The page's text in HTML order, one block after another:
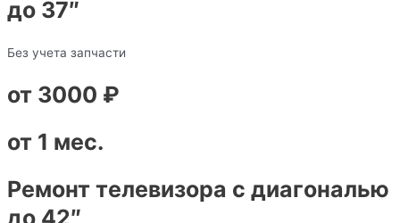
до 37″
Без учета запчасти
от 3000 ₽
от 1 мес.
Ремонт телевизора с диагональю
до 42″